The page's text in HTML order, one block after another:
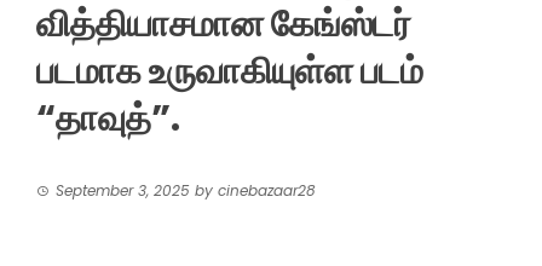
வித்தியாசமான கேங்ஸ்டர்
படமாக உருவாகியுள்ள படம்
“தாவுத்”.
September 3, 2025 by cinebazaar28